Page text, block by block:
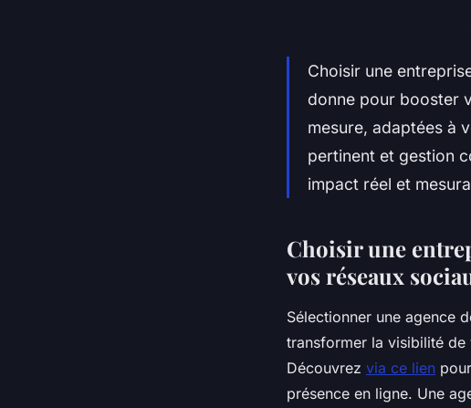
Choisir une
donne pour booster
mesure, adaptées à
pertinent et gestion
impact réel et
Choisir une
vos réseaux
Sélectionner une agence
transformer la visibilité de
Découvrez via ce lien
présence en ligne. Une